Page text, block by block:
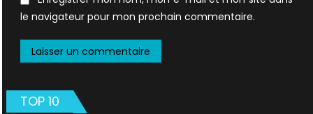
le navigateur pour mon prochain commentaire.
TOP 10